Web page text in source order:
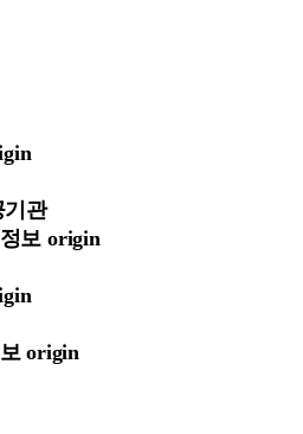
기관
보 origin
origin